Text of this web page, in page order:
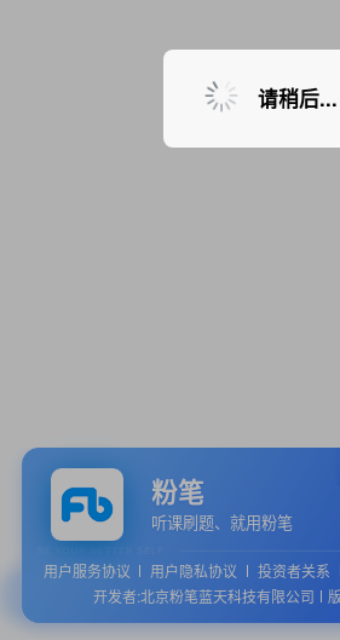
暂无课程，敬请
粉笔
听课刷题、就用粉笔
用户服务协议 用户隐私协议 投资者关系
开发者:北京粉笔蓝天科技有限公司
请稍后...